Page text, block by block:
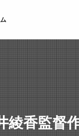
綾香監督